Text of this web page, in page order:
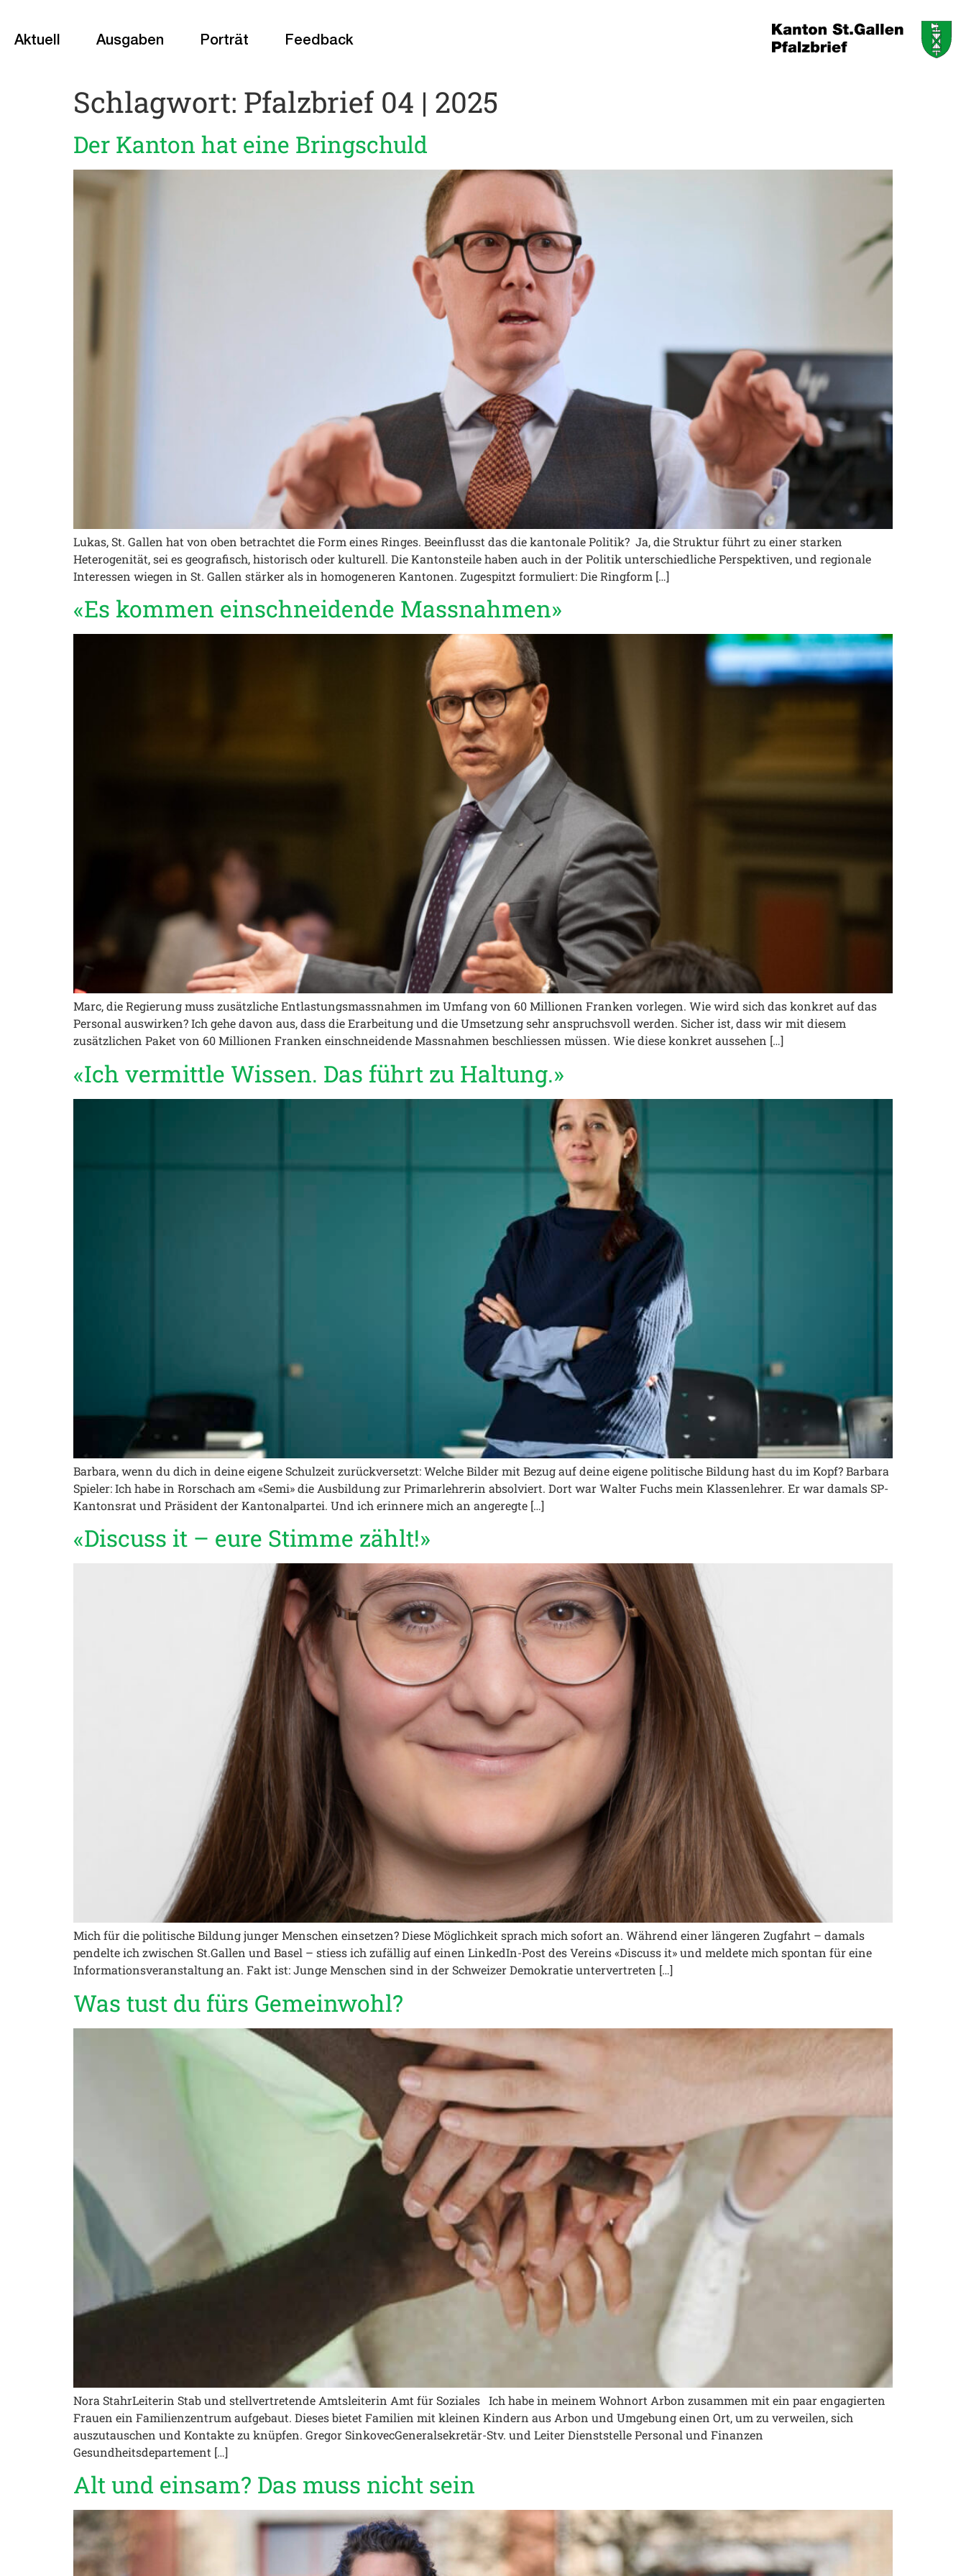
Aktuell Ausgaben Porträt Feedback
Schlagwort: Pfalzbrief 04 | 2025
Der Kanton hat eine Bringschuld
Lukas, St. Gallen hat von oben betrachtet die Form eines Ringes. Beeinflusst das die kantonale Politik? Ja, die Struktur führt zu einer starken
Heterogenität, sei es geografisch, historisch oder kulturell. Die Kantonsteile haben auch in der Politik unterschiedliche Perspektiven, und regionale
Interessen wiegen in St. Gallen stärker als in homogeneren Kantonen. Zugespitzt formuliert: Die Ringform […]
«Es kommen einschneidende Massnahmen»
Marc, die Regierung muss zusätzliche Entlastungsmassnahmen im Umfang von 60 Millionen Franken vorlegen. Wie wird sich das konkret auf das
Personal auswirken? Ich gehe davon aus, dass die Erarbeitung und die Umsetzung sehr anspruchsvoll werden. Sicher ist, dass wir mit diesem
zusätzlichen Paket von 60 Millionen Franken einschneidende Massnahmen beschliessen müssen. Wie diese konkret aussehen […]
«Ich vermittle Wissen. Das führt zu Haltung.»
Barbara, wenn du dich in deine eigene Schulzeit zurückversetzt: Welche Bilder mit Bezug auf deine eigene politische Bildung hast du im Kopf? Barbara
Spieler: Ich habe in Rorschach am «Semi» die Ausbildung zur Primarlehrerin absolviert. Dort war Walter Fuchs mein Klassenlehrer. Er war damals SP-
Kantonsrat und Präsident der Kantonalpartei. Und ich erinnere mich an angeregte […]
«Discuss it – eure Stimme zählt!»
Mich für die politische Bildung junger Menschen einsetzen? Diese Möglichkeit sprach mich sofort an. Während einer längeren Zugfahrt – damals
pendelte ich zwischen St.Gallen und Basel – stiess ich zufällig auf einen LinkedIn-Post des Vereins «Discuss it» und meldete mich spontan für eine
Informationsveranstaltung an. Fakt ist: Junge Menschen sind in der Schweizer Demokratie untervertreten […]
Was tust du fürs Gemeinwohl?
Nora StahrLeiterin Stab und stellvertretende Amtsleiterin Amt für Soziales Ich habe in meinem Wohnort Arbon zusammen mit ein paar engagierten
Frauen ein Familienzentrum aufgebaut. Dieses bietet Familien mit kleinen Kindern aus Arbon und Umgebung einen Ort, um zu verweilen, sich
auszutauschen und Kontakte zu knüpfen. Gregor SinkovecGeneralsekretär-Stv. und Leiter Dienststelle Personal und Finanzen
Gesundheitsdepartement […]
Alt und einsam? Das muss nicht sein